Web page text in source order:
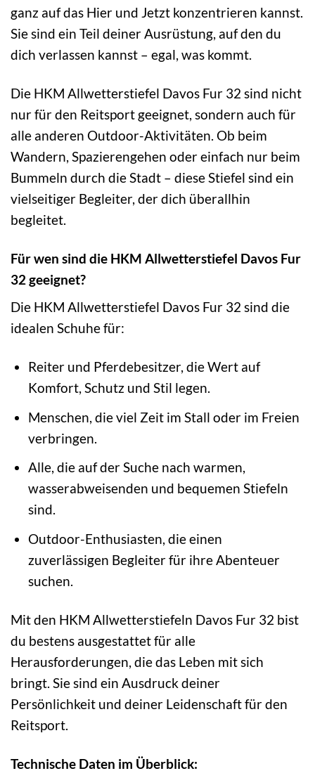
ganz auf das Hier und Jetzt konzentrieren kannst.
Sie sind ein Teil deiner Ausrüstung, auf den du
dich verlassen kannst – egal, was kommt.
Die HKM Allwetterstiefel Davos Fur 32 sind nicht
nur für den Reitsport geeignet, sondern auch für
alle anderen Outdoor-Aktivitäten. Ob beim
Wandern, Spazierengehen oder einfach nur beim
Bummeln durch die Stadt – diese Stiefel sind ein
vielseitiger Begleiter, der dich überallhin
begleitet.
Für wen sind die HKM Allwetterstiefel Davos Fur
32 geeignet?
Die HKM Allwetterstiefel Davos Fur 32 sind die
idealen Schuhe für:
Reiter und Pferdebesitzer, die Wert auf
Komfort, Schutz und Stil legen.
Menschen, die viel Zeit im Stall oder im Freien
verbringen.
Alle, die auf der Suche nach warmen,
wasserabweisenden und bequemen Stiefeln
sind.
Outdoor-Enthusiasten, die einen
zuverlässigen Begleiter für ihre Abenteuer
suchen.
Mit den HKM Allwetterstiefeln Davos Fur 32 bist
du bestens ausgestattet für alle
Herausforderungen, die das Leben mit sich
bringt. Sie sind ein Ausdruck deiner
Persönlichkeit und deiner Leidenschaft für den
Reitsport.
Technische Daten im Überblick: